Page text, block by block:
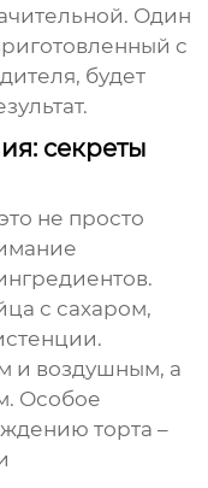
Один
с
будет
секреты
не просто
с сахаром,
и воздушным, а
Особое
торта –